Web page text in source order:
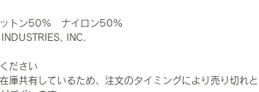
トン50% ナイロン50%
INC.
ださい
庫共有しているため、注文のタイミングにより売り切れ